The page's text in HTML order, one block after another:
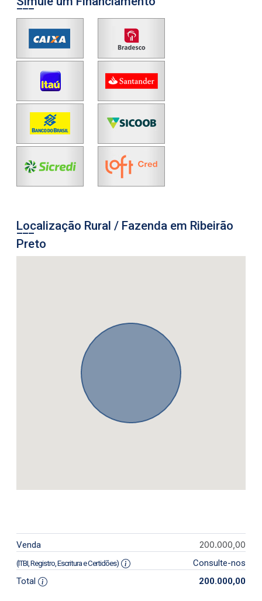
Localização Rural / Fazenda em Ribeirão
Preto
Venda 200.000,00
(ITBI, Registro, Escritura e Certidões)
Consulte-nos
Total
200.000,00